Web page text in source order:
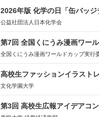
2026年版 化学の日「缶バッ
公益社団法人日本化学会
第7回 全国くにうみ漫画ワー
全国くにうみ漫画ワールドカップ実行
高校生ファッションイラスト
文化学園大学
第3回 高校生広報アイデアコ